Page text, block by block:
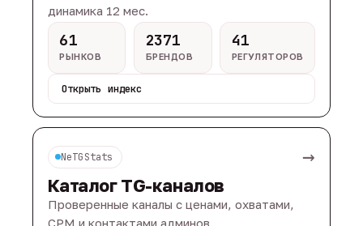
динамика 12 мес.
61
РЫНКОВ
2371
БРЕНДОВ
41
РЕГУЛЯТОРОВ
Открыть индекс
NeTGStats →
Каталог TG-каналов
Проверенные каналы с ценами, охватами,
CPM и контактами админов.